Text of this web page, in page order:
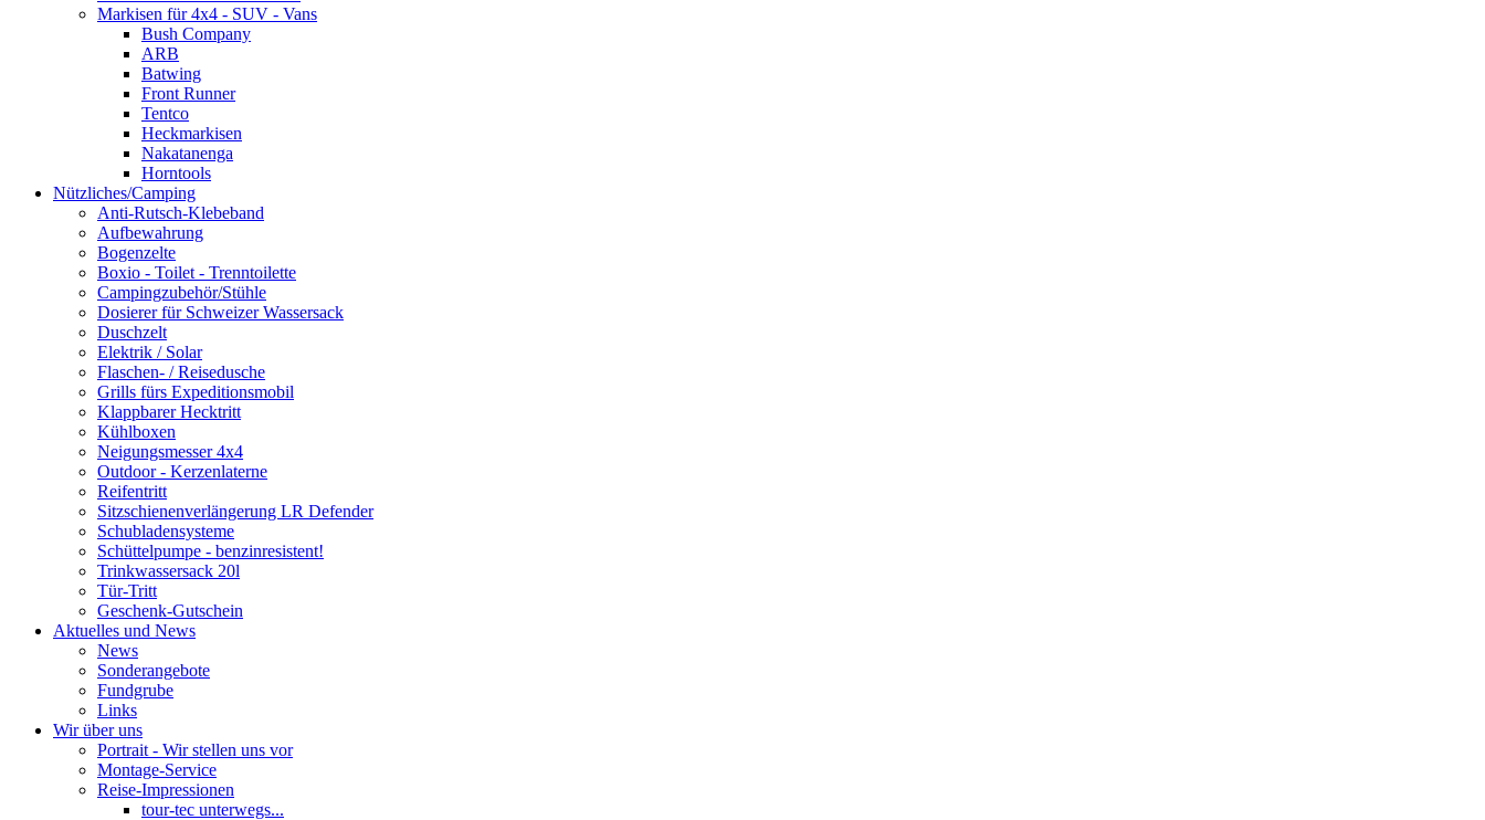
Markisen für 4x4 - SUV - Vans
Bush Company
ARB
Batwing
Front Runner
Tentco
Heckmarkisen
Nakatanenga
Horntools
Nützliches/Camping
Anti-Rutsch-Klebeband
Aufbewahrung
Bogenzelte
Boxio - Toilet - Trenntoilette
Campingzubehör/Stühle
Dosierer für Schweizer Wassersack
Duschzelt
Elektrik / Solar
Flaschen- / Reisedusche
Grills fürs Expeditionsmobil
Klappbarer Hecktritt
Kühlboxen
Neigungsmesser 4x4
Outdoor - Kerzenlaterne
Reifentritt
Sitzschienenverlängerung LR Defender
Schubladensysteme
Schüttelpumpe - benzinresistent!
Trinkwassersack 20l
Tür-Tritt
Geschenk-Gutschein
Aktuelles und News
News
Sonderangebote
Fundgrube
Links
Wir über uns
Portrait - Wir stellen uns vor
Montage-Service
Reise-Impressionen
tour-tec unterwegs...